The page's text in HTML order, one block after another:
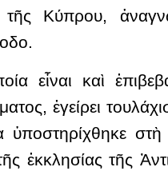
Κύπρου,
εἶναι καὶ
ἐγείρει
ὑποστηρίχθηκε
ἐκκλησίας τῆς